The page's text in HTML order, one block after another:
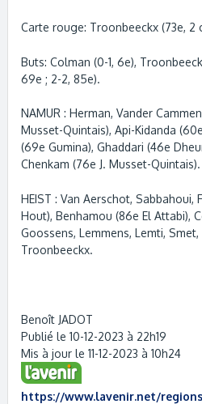
Carte rouge: Troonbeeckx (73e, 2
Buts: Colman (0-1, 6e),
69e ; 2-2, 85e).
NAMUR : Herman, Vander
Musset-Quintais), Api-Kidanda
(69e Gumina), Ghaddari (46e
Chenkam (76e J. Musset-Quintais).
HEIST : Van Aerschot, Sabbahoui,
Hout), Benhamou (86e El Attabi),
Goossens, Lemmens, Lemti,
Troonbeeckx.
Benoît JADOT
Publié le 10-12-2023 à 22h19
Mis à jour le 11-12-2023 à 10h24
https://www.lavenir.net/